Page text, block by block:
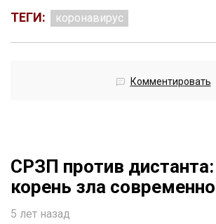
ТЕГИ: коронавирус
Комментировать
СРЗП против
корень зла
5 лет назад